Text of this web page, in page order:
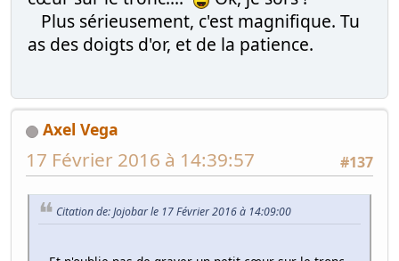
Plus sérieusement, c'est magnifique. Tu
as des doigts d'or, et de la patience.
Axel Vega
#137
17 Février 2016 à 14:39:57
Citation de: Jojobar le 17 Février 2016 à 14:09:00